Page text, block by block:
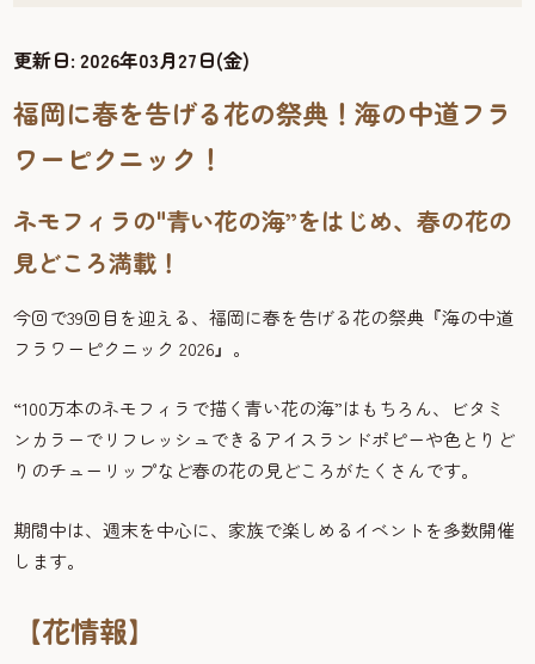
更新日:2026年03月27日(金)
福岡に春を告げる花の祭典！海の中道フラ
ワーピクニック！
ネモフィラの"青い花の海”をはじめ、春の花の
見どころ満載！
今回で39回目を迎える、福岡に春を告げる花の祭典『海の中道
フラワーピクニック 2026』。
“100万本のネモフィラで描く青い花の海”はもちろん、ビタミ
ンカラーでリフレッシュできるアイスランドポピーや色とりど
りのチューリップなど春の花の見どころがたくさんです。
期間中は、週末を中心に、家族で楽しめるイベントを多数開催
します。
【花情報】